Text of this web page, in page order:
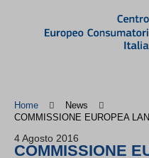
Home
News
COMMISSIONE EUROPEA
4 Agosto 2016
COMMISSIONE